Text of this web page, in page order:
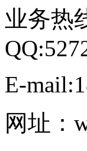
业务热
E-
网址：